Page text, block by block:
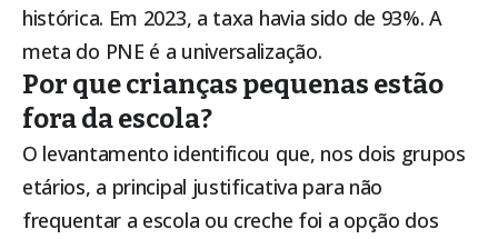
histórica. Em 2023, a taxa havia sido de 93%. A
meta do PNE é a universalização.
Por que crianças pequenas estão
fora da escola?
O levantamento identificou que, nos dois grupos
etários, a principal justificativa para não
frequentar a escola ou creche foi a opção dos